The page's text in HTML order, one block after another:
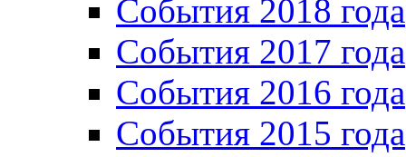
События 2018 года
События 2017 года
События 2016 года
События 2015 года